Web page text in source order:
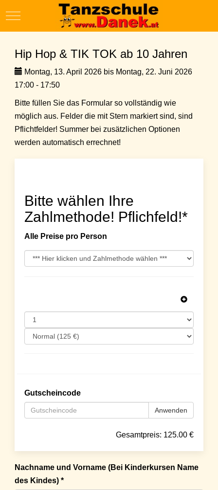
Mobile Menu Toggle
Hip Hop & TIK TOK ab 10 Jahren
Montag, 13. April 2026 bis Montag, 22. Juni 2026
17:00 - 17:50
Bitte füllen Sie das Formular so vollständig wie
möglich aus. Felder die mit Stern markiert sind, sind
Pflichtfelder! Summer bei zusätzlichen Optionen
werden automatisch errechnet!
Bitte wählen Ihre
Zahlmethode! Pflichfeld!*
Alle Preise pro Person
Gutscheincode
Anwenden
Gesamtpreis: 125.00 €
Nachname und Vorname (Bei Kinderkursen Name
des Kindes) *